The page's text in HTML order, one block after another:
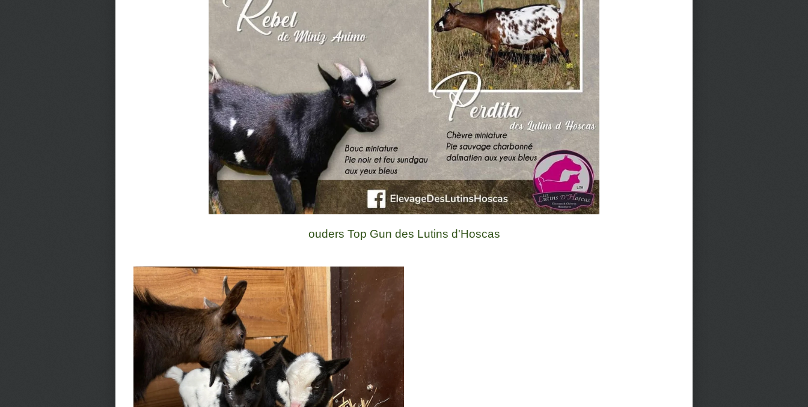
ouders Top Gun des Lutins d'Hoscas